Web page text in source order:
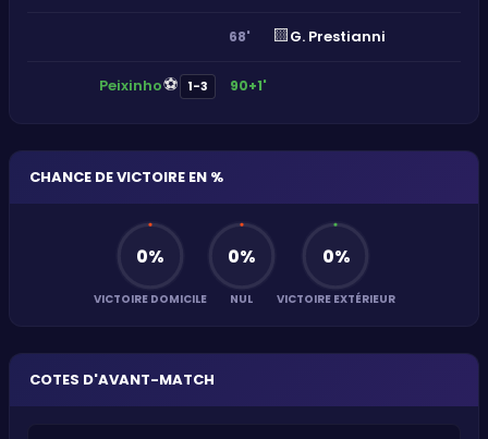
68' 🟨G. Prestianni
Peixinho⚽ 1-3 90+1'
CHANCE DE VICTOIRE EN %
0%
VICTOIRE DOMICILE
0%
NUL
0%
VICTOIRE EXTÉRIEUR
COTES D'AVANT-MATCH